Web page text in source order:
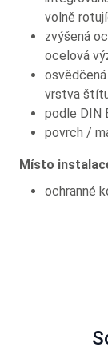
volně
zvýšená
ocelová
vrstva
podle DIN
povrch /
Místo
ochranné